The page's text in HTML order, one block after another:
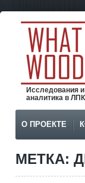
Исследования и
аналитика в ЛПК
О ПРОЕКТЕ
МЕТКА: